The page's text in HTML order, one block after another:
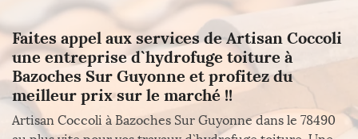
Faites appel aux services de Artisan Coccoli
une entreprise d`hydrofuge toiture à
Bazoches Sur Guyonne et profitez du
meilleur prix sur le marché !!
Artisan Coccoli à Bazoches Sur Guyonne dans le 78490